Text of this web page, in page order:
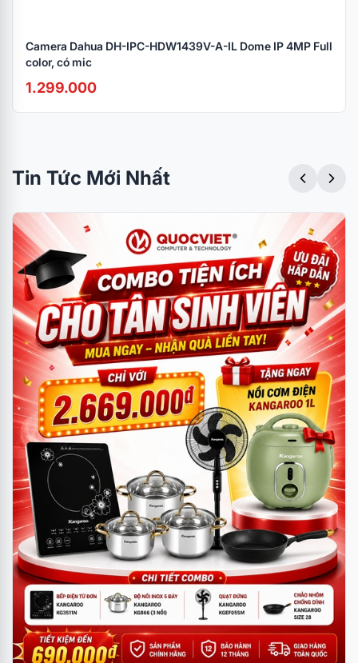
Camera Dahua DH-IPC-HDW1439V-A-IL Dome IP 4MP Full
color, có mic
1.299.000
Tin Tức Mới Nhất